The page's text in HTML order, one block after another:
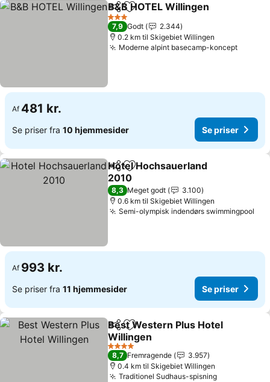
Del Føj til favoritter
B&B HOTEL Willingen
3 Stjerner
7,9 Godt
2.344
0.2 km til Skigebiet Willingen
Moderne alpint basecamp-koncept
Af 481 kr.
Se priser fra 10 hjemmesider Se priser
Del Føj til favoritter
Hotel Hochsauerland
2010
8,3 Meget godt
3.100
0.6 km til Skigebiet Willingen
Semi-olympisk indendørs swimmingpool
Af 993 kr.
Se priser fra 11 hjemmesider Se priser
Del Føj til favoritter
Best Western Plus Hotel
Willingen
4 Stjerner
8,7 Fremragende
3.957
0.4 km til Skigebiet Willingen
Traditionel Sudhaus-spisning